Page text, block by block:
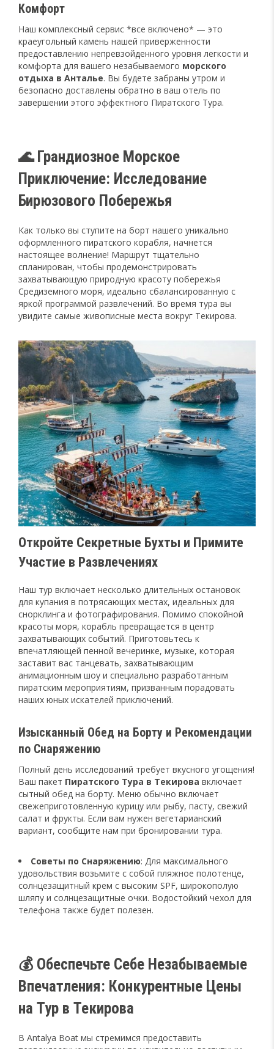
Комфорт
Наш комплексный сервис *все включено* — это
краеугольный камень нашей приверженности
предоставлению непревзойденного уровня легкости и
комфорта для вашего незабываемого морского
отдыха в Анталье. Вы будете забраны утром и
безопасно доставлены обратно в ваш отель по
завершении этого эффектного Пиратского Тура.
🌊 Грандиозное Морское
Приключение: Исследование
Бирюзового Побережья
Как только вы ступите на борт нашего уникально
оформленного пиратского корабля, начнется
настоящее волнение! Маршрут тщательно
спланирован, чтобы продемонстрировать
захватывающую природную красоту побережья
Средиземного моря, идеально сбалансированную с
яркой программой развлечений. Во время тура вы
увидите самые живописные места вокруг Текирова.
Откройте Секретные Бухты и Примите
Участие в Развлечениях
Наш тур включает несколько длительных остановок
для купания в потрясающих местах, идеальных для
снорклинга и фотографирования. Помимо спокойной
красоты моря, корабль превращается в центр
захватывающих событий. Приготовьтесь к
впечатляющей пенной вечеринке, музыке, которая
заставит вас танцевать, захватывающим
анимационным шоу и специально разработанным
пиратским мероприятиям, призванным порадовать
наших юных искателей приключений.
Изысканный Обед на Борту и Рекомендации
по Снаряжению
Полный день исследований требует вкусного угощения!
Ваш пакет Пиратского Тура в Текирова включает
сытный обед на борту. Меню обычно включает
свежеприготовленную курицу или рыбу, пасту, свежий
салат и фрукты. Если вам нужен вегетарианский
вариант, сообщите нам при бронировании тура.
Советы по Снаряжению: Для максимального
удовольствия возьмите с собой пляжное полотенце,
солнцезащитный крем с высоким SPF, широкополую
шляпу и солнцезащитные очки. Водостойкий чехол для
телефона также будет полезен.
💰 Обеспечьте Себе Незабываемые
Впечатления: Конкурентные Цены
на Тур в Текирова
В Antalya Boat мы стремимся предоставить